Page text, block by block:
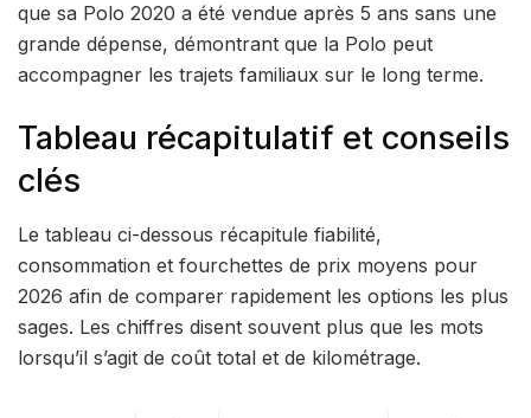
que sa Polo 2020 a été vendue après 5 ans sans une
grande dépense, démontrant que la Polo peut
accompagner les trajets familiaux sur le long terme.
Tableau récapitulatif et conseils
clés
Le tableau ci-dessous récapitule fiabilité,
consommation et fourchettes de prix moyens pour
2026 afin de comparer rapidement les options les plus
sages. Les chiffres disent souvent plus que les mots
lorsqu’il s’agit de coût total et de kilométrage.